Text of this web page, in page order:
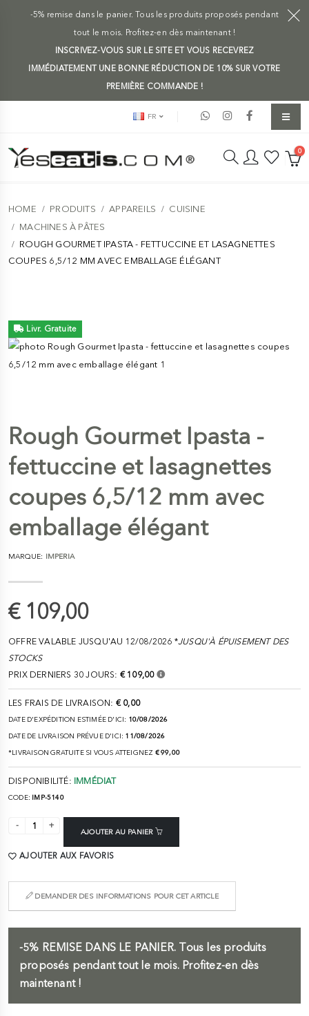
-5% remise dans le panier. Tous les produits proposés pendant
tout le mois. Profitez-en dès maintenant !
INSCRIVEZ-VOUS SUR LE SITE ET VOUS RECEVREZ
IMMÉDIATEMENT UNE BONNE RÉDUCTION DE 10% SUR VOTRE
PREMIÈRE COMMANDE !
FR
0
HOME PRODUITS APPAREILS
CUISINE
MACHINES À PÂTES
ROUGH GOURMET IPASTA - FETTUCCINE ET LASAGNETTES
COUPES 6,5/12 MM AVEC EMBALLAGE ÉLÉGANT
Livr. Gratuite
Rough Gourmet Ipasta -
fettuccine et lasagnettes
coupes 6,5/12 mm avec
emballage élégant
MARQUE: IMPERIA
€ 109,00
OFFRE VALABLE JUSQU'AU 12/08/2026 *JUSQU'À ÉPUISEMENT DES
STOCKS
PRIX DERNIERS 30 JOURS: € 109,00
LES FRAIS DE LIVRAISON: € 0,00
DATE D'EXPÉDITION ESTIMÉE D'ICI: 10/08/2026
DATE DE LIVRAISON PRÉVUE D'ICI: 11/08/2026
*LIVRAISON GRATUITE SI VOUS ATTEIGNEZ € 99,00
DISPONIBILITÉ: IMMÉDIAT
CODE: IMP-5140
AJOUTER AU PANIER
AJOUTER AUX FAVORIS
DEMANDER DES INFORMATIONS POUR CET ARTICLE
-5% REMISE DANS LE PANIER. Tous les produits
proposés pendant tout le mois. Profitez-en dès
maintenant !